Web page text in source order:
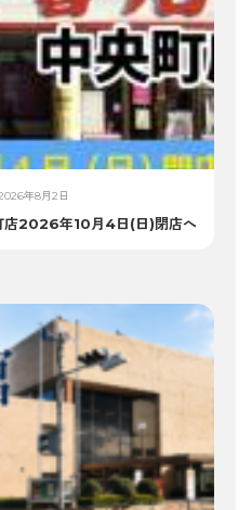
年8月2日
店2026年10月4日(日)閉店へ